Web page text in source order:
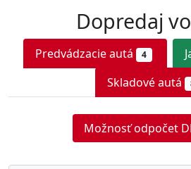
Dopredaj
Predvádzacie autá 4
Skladové autá
Možnosť odpočet